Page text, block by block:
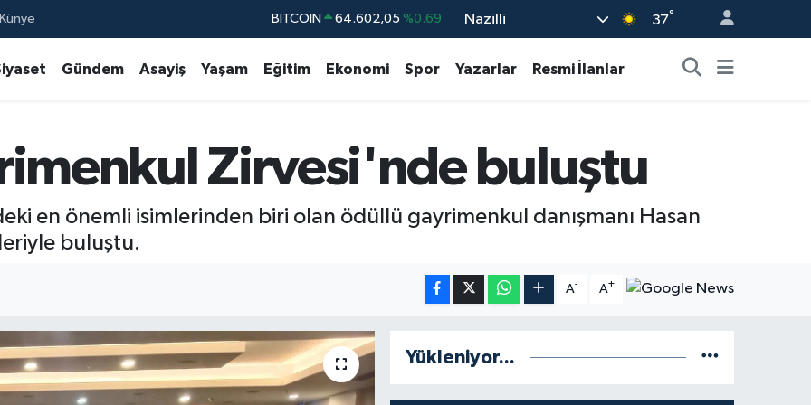
DOLAR 47,6006 %0.06
BİST100 13.768 %48
BITCOIN 64.602,05 %0.69
Nazilli 37°
Gündem Asayiş Yaşam Eğitim Ekonomi Spor Yazarlar Resmi İlanlar
Zirvesi'nde buluştu
en önemli isimlerinden biri olan ödüllü gayrimenkul danışmanı Hasan
buluştu.
A- A+
Yükleniyor...